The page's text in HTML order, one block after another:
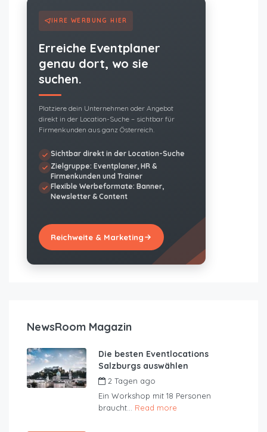
IHRE WERBUNG HIER
Erreiche Eventplaner
genau dort, wo sie
suchen.
Platziere dein Unternehmen oder Angebot
direkt in der Location-Suche – sichtbar für
Firmenkunden aus ganz Österreich.
Sichtbar direkt in der Location-Suche
Zielgruppe: Eventplaner, HR &
Firmenkunden und Trainer
Flexible Werbeformate: Banner,
Newsletter & Content
Reichweite & Marketing
NewsRoom Magazin
Die besten Eventlocations
Salzburgs auswählen
2 Tagen ago
Ein Workshop mit 18 Personen
braucht... Read more